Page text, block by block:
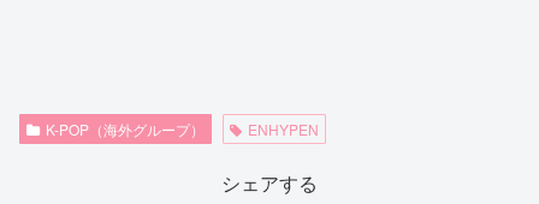
K-POP（海外グループ） ENHYPEN
シェアする